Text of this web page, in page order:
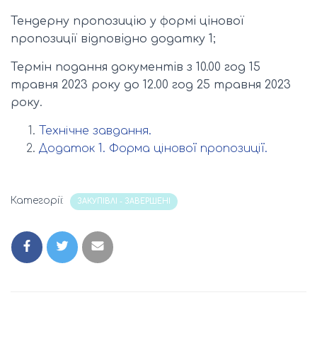
Тендерну пропозицію у формі цінової
пропозиції відповідно додатку 1;
Термін подання документів з 10.00 год 15
травня 2023 року до 12.00 год 25 травня 2023
року.
Технічне завдання.
Додаток 1. Форма цінової пропозиції.
Категорії: ЗАКУПІВЛІ - ЗАВЕРШЕНІ